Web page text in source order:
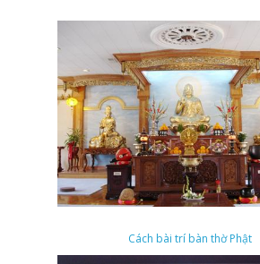
Cách bài trí bàn thờ Phật